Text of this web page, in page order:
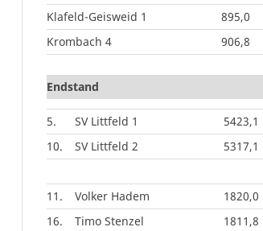
Klafeld-Geisweid 1 895,0
Krombach 4
906,8
Endstand
5. SV Littfeld 1 5423,1
10.
SV Littfeld 2 5317,1
11. Volker Hadem 1820,0
16.
Timo Stenzel 1811,8